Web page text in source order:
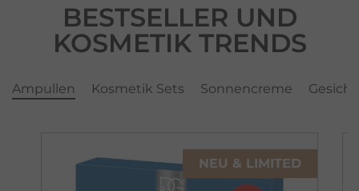
BESTSELLER UND
KOSMETIK TRENDS
Ampullen Kosmetik Sets Sonnencreme
NEU & LIMITED